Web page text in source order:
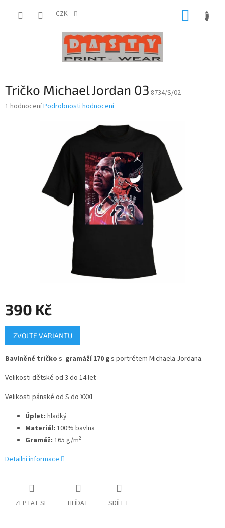
CZK
Tričko Michael Jordan 03 8734/S/02
Průměrné
1 hodnoceníPodrobnosti hodnocení
390 Kč
Měrná
cena:
ZVOLTE VARIANTU
Bavlněné tričko s gramáží 170 gs portrétem Michaela Jordana.
Velikosti dětské od 3 do 14 let
Velikosti pánské od S do XXXL
Úplet: hladký
Materiál: 100% bavlna
Gramáž: 165 g/m2
Detailní informace
ZEPTAT SE HLÍDAT SDÍLET